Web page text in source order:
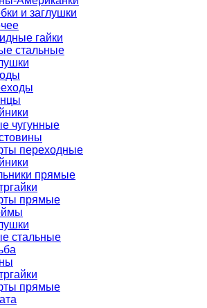
и заглушки
гайки
стальные
чугунные
переходные
прямые
прямые
стальные
прямые